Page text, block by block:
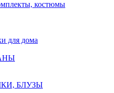
костюмы
для дома
БЛУЗЫ